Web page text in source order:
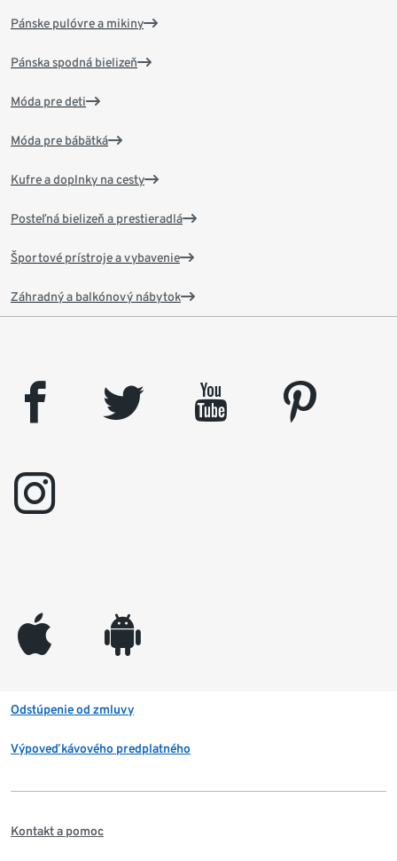
Pánske pulóvre a mikiny
Pánska spodná bielizeň
Móda pre deti
Móda pre bábätká
Kufre a doplnky na cesty
Posteľná bielizeň a prestieradlá
Športové prístroje a vybavenie
Záhradný a balkónový nábytok
facebook twitter youtube
pinterest
instagram
appleinc android
Odstúpenie od zmluvy
Výpoveď kávového predplatného
Kontakt a pomoc